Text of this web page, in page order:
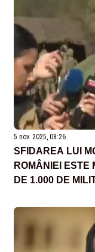
5 nov. 2025, 08:26
SFIDAREA LUI
ROMÂNIEI ESTE
DE 1.000 DE